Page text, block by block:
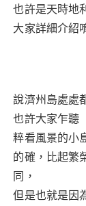
也許是天時地
大家詳細介紹
說濟州島處處
也許大家乍聽
粹看風景的小
的確，比起繁
同，
但是也就是因